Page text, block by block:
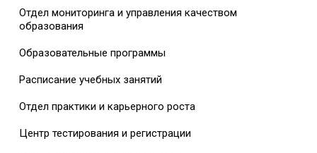
Отдел мониторинга и управления качеством
образования
Образовательные программы
Расписание учебных занятий
Отдел практики и карьерного роста
Центр тестирования и регистрации